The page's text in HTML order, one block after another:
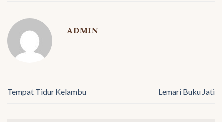
ADMIN
Tempat Tidur Kelambu Lemari Buku Jati